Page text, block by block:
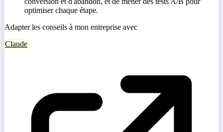
optimiser chaque étape.
Adapter les conseils à mon entreprise avec
Claude